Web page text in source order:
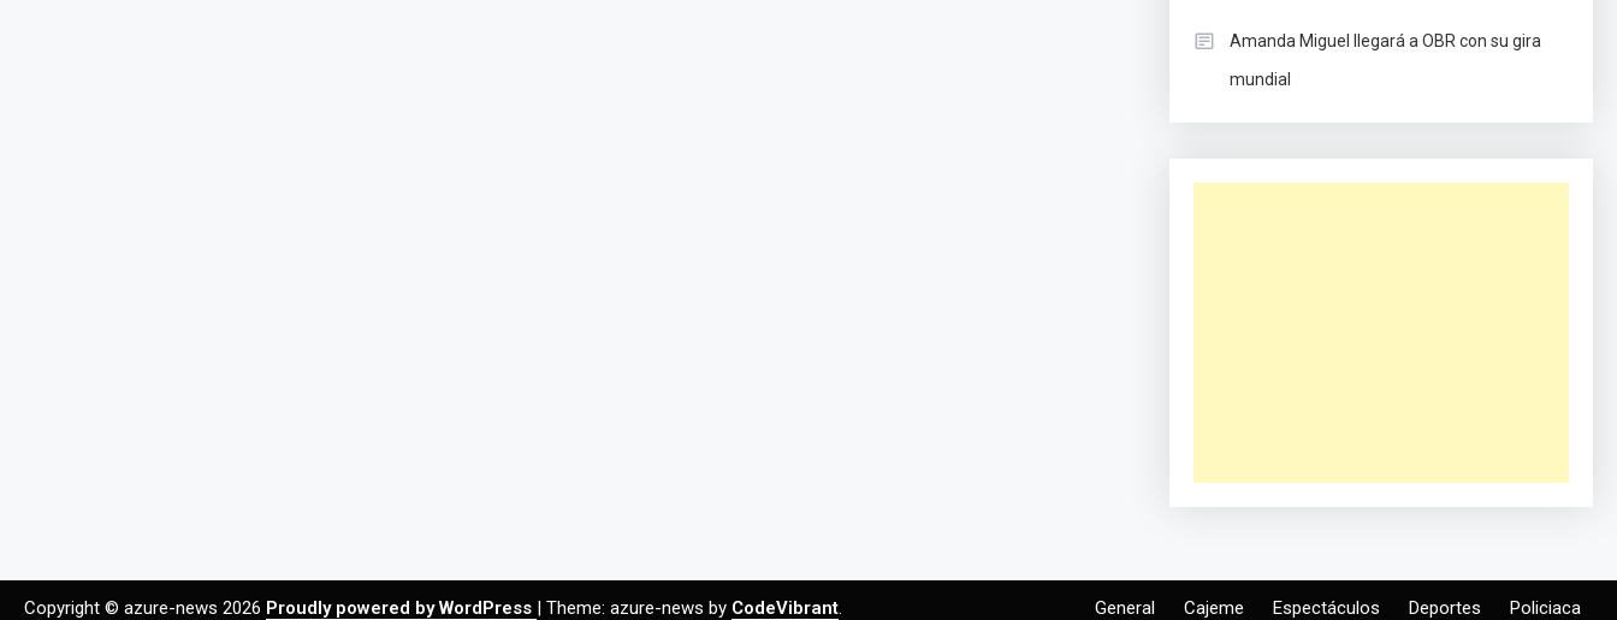
Amanda Miguel llegará a OBR con su gira
mundial
Copyright © azure-news 2026 Proudly powered by WordPress | Theme: azure-news by CodeVibrant. General Cajeme Espectáculos Deportes Policiaca